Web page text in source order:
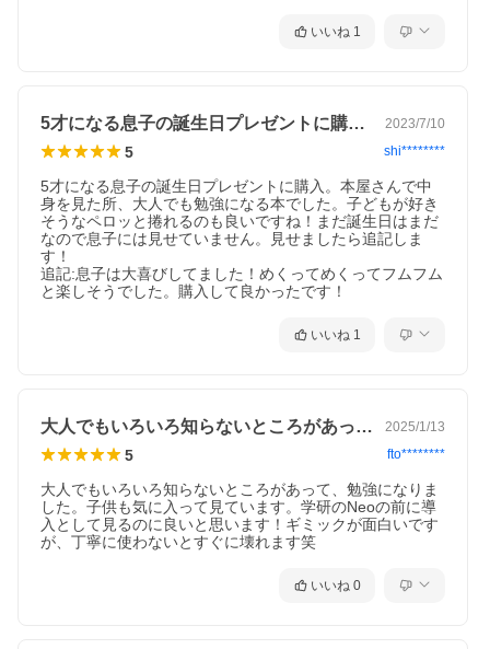
いいね 1
5才になる息子の誕生日プレゼントに購入… 2023/7/10
5 shi********
5才になる息子の誕生日プレゼントに購入。本屋さんで中
身を見た所、大人でも勉強になる本でした。子どもが好き
そうなペロッと捲れるのも良いですね！まだ誕生日はまだ
なので息子には見せていません。見せましたら追記しま
す！
追記:息子は大喜びしてました！めくってめくってフムフム
と楽しそうでした。購入して良かったです！
いいね 1
大人でもいろいろ知らないところがあって… 2025/1/13
5 fto********
大人でもいろいろ知らないところがあって、勉強になりま
した。子供も気に入って見ています。学研のNeoの前に導
入として見るのに良いと思います！ギミックが面白いです
が、丁寧に使わないとすぐに壊れます笑
いいね 0